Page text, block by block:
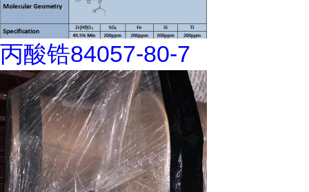
丙酸锆84057-80-7